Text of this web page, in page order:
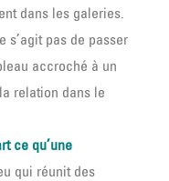
dans les galeries.
s’agit pas de passer
accroché à un
relation dans le
ce qu’une
qui réunit des